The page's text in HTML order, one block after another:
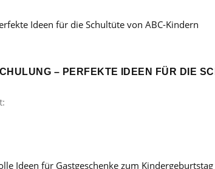
– PERFEKTE IDEEN FÜR DIE